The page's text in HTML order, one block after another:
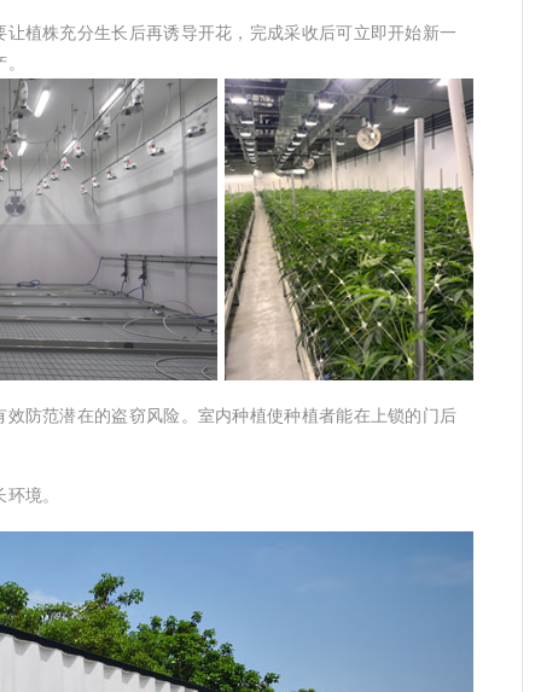
植株充分生长后再诱导开花，完成采收后可立即开始新一
防范潜在的盗窃风险。室内种植使种植者能在上锁的门后
境。